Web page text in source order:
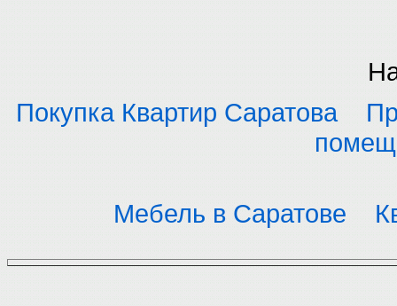
Покупка Квартир Саратова
Мебель в Саратове